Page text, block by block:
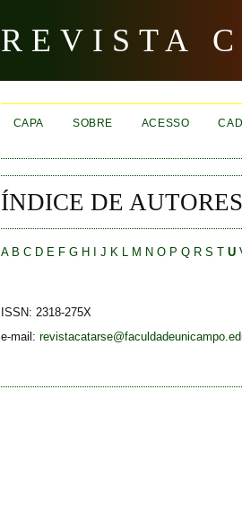
REVISTA
CAPA SOBRE ACESSO
ÍNDICE DE AUTORES
A B C D E F G H J K L M N O P Q R S T U
ISSN:2318-275X
e-mail: